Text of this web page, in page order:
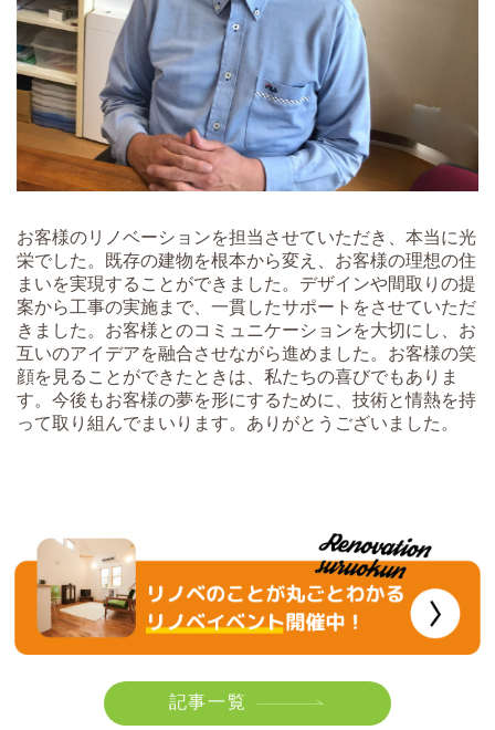
お客様のリノベーションを担当させていただき、本当に光
栄でした。既存の建物を根本から変え、お客様の理想の住
まいを実現することができました。デザインや間取りの提
案から工事の実施まで、一貫したサポートをさせていただ
きました。お客様とのコミュニケーションを大切にし、お
互いのアイデアを融合させながら進めました。お客様の笑
顔を見ることができたときは、私たちの喜びでもありま
す。今後もお客様の夢を形にするために、技術と情熱を持
って取り組んでまいります。ありがとうございました。
記事一覧